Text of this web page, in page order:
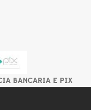
BANCARIA E PIX